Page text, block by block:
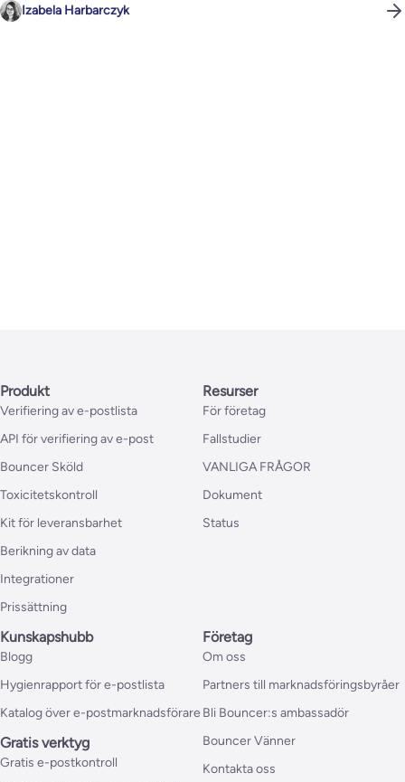
Izabela Harbarczyk
Produkt
Verifiering av e-postlista
API för verifiering av e-post
Bouncer Sköld
Toxicitetskontroll
Kit för leveransbarhet
Berikning av data
Integrationer
Prissättning
Resurser
För företag
Fallstudier
VANLIGA FRÅGOR
Dokument
Status
Kunskapshubb
Blogg
Hygienrapport för e-postlista
Katalog över e-postmarknadsförare
Gratis verktyg
Gratis e-postkontroll
Företag
Om oss
Partners till marknadsföringsbyråer
Bli Bouncer:s ambassadör
Bouncer Vänner
Kontakta oss